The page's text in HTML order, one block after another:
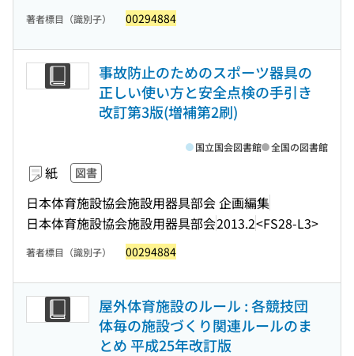
著者標目（識別子） 00294884
事故防止のためのスポーツ器具の
正しい使い方と安全点検の手引き
改訂第3版(増補第2刷)
紙 図書
日本体育施設協会施設用器具部会 企画編集
日本体育施設協会施設用器具部会2013.2<FS28-L3>
国立国会図書館 全国の図書館
著者標目（識別子） 00294884
屋外体育施設のルール : 各競技団
体毎の施設づくり関連ルールのま
とめ 平成25年改訂版